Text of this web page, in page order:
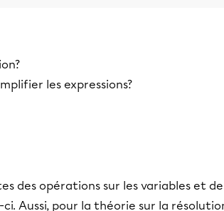
les expressions?
des opérations sur les variables et
Aussi, pour la théorie sur la